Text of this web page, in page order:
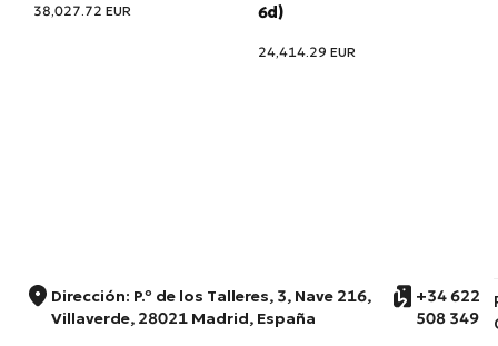
38,027.72 EUR 6d)
24,414.29 EUR
Dirección: P.º de los Talleres, 3, Nave 216,
Villaverde, 28021 Madrid, España
+34 622
508 349